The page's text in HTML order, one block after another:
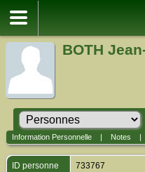
BOTH
Information Personnelle| Notes
ID personne 733767